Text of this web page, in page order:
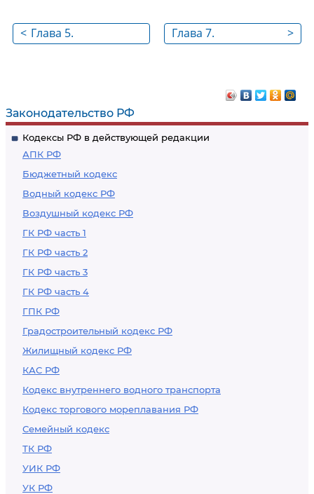
Законодательство РФ
Кодексы РФ в действующей редакции
АПК РФ
Бюджетный кодекс
Водный кодекс РФ
Воздушный кодекс РФ
ГК РФ часть 1
ГК РФ часть 2
ГК РФ часть 3
ГК РФ часть 4
ГПК РФ
Градостроительный кодекс РФ
Жилищный кодекс РФ
КАС РФ
Кодекс внутреннего водного транспорта
Кодекс торгового мореплавания РФ
Семейный кодекс
ТК РФ
УИК РФ
УК РФ
< Глава 5.
права граждан и
здоровье населения
ст. 40.1 - 45
>
Глава 7.
области охраны
окружающей
природной среды,
памятников